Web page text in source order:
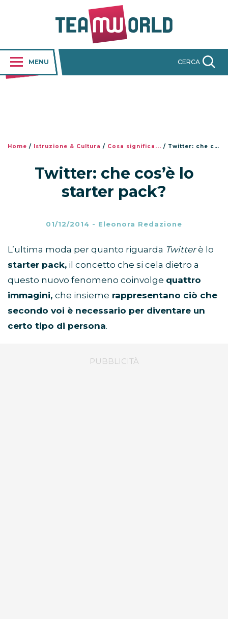
MENU CERCA
Home / Istruzione & Cultura / Cosa significa... / Twitter: che cos’è lo starter pack?
Twitter: che cos’è lo
starter pack?
01/12/2014 - Eleonora Redazione
L’ultima moda per quanto riguarda Twitterè lo
starter pack, il concetto che si cela dietro a
questo nuovo fenomeno coinvolge quattro
immagini, che insieme rappresentano ciò che
secondo voi è necessario per diventare un
certo tipo di persona.